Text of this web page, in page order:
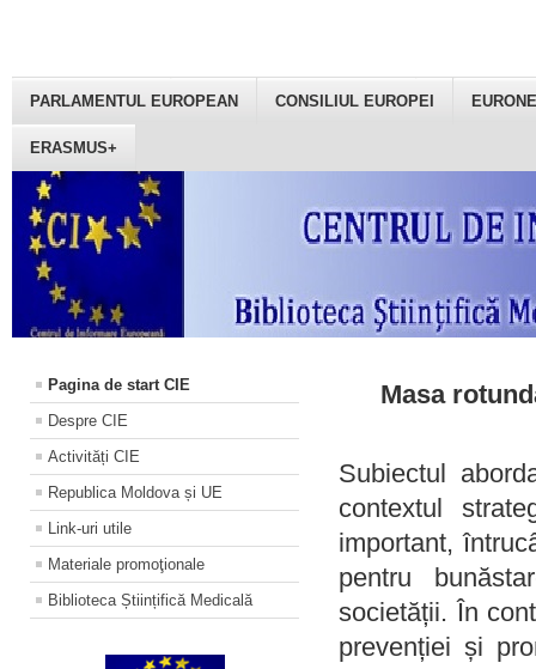
PARLAMENTUL EUROPEAN CONSILIUL EUROPEI
ERASMUS+
Pagina de start CIE
Despre CIE
Activități CIE
Republica Moldova și UE
Link-uri utile
Materiale promoţionale
Biblioteca Științifică Medicală
Masa
Subiectul
contextul
important,
pentru
societății. În
prevenției și